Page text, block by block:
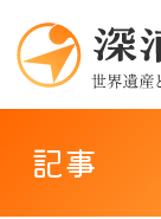
記事